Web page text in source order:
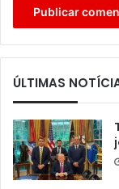
ÚLTIMAS